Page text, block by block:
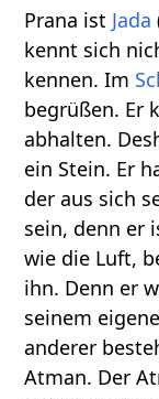
Prana ist Jada
kennt sich
kennen. Im
begrüßen. Er
abhalten.
ein Stein. Er
der aus sich
sein, denn er
wie die Luft,
ihn. Denn er
seinem
anderer
Atman. Der